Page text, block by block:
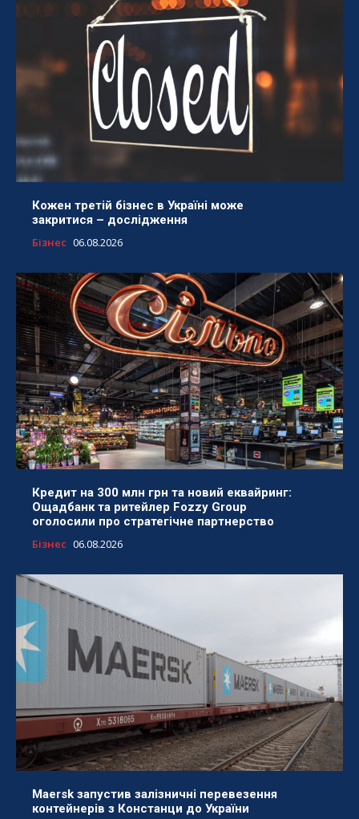
Кожен третій бізнес в Україні може
закритися – дослідження
Бізнес 06.08.2026
Кредит на 300 млн грн та новий еквайринг:
Ощадбанк та ритейлер Fozzy Group
оголосили про стратегічне партнерство
Бізнес 06.08.2026
Maersk запустив залізничні перевезення
контейнерів з Констанци до України